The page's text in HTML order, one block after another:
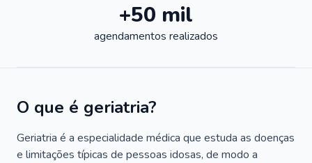
+50 mil
agendamentos realizados
O que é geriatria?
Geriatria é a especialidade médica que estuda as doenças
e limitações típicas de pessoas idosas, de modo a